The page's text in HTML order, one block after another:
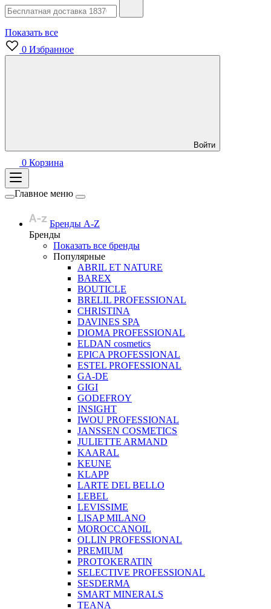
Показать все
0 Избранное
Войти
0 Корзина
Главное меню
Бренды A-Z
Бренды
Показать все бренды
Популярные
ABRIL ET NATURE
BAREX
BOUTICLE
BRELIL PROFESSIONAL
CHRISTINA
DAVINES SPA
DIOMA PROFESSIONAL
ELDAN cosmetics
EPICA PROFESSIONAL
ESTEL PROFESSIONAL
GA-DE
GIGI
GODEFROY
INSIGHT
IWOU PROFESSIONAL
JANSSEN COSMETICS
JULIETTE ARMAND
KAARAL
KEUNE
KLAPP
LARTE DEL BELLO
LEBEL
LEVISSIME
LISAP MILANO
MOROCCANOIL
OLLIN PROFESSIONAL
PREMIUM
PROTOKERATIN
SELECTIVE PROFESSIONAL
SESDERMA
SMART MINERALS
TEANA